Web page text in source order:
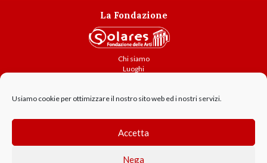
Usiamo cookie per ottimizzare il nostro sito web ed i nostri servizi.
Accetta
Nega
La Fondazione
Chi siamo
Luoghi
Contatti
Cookie Policy
GDPR - Privacy